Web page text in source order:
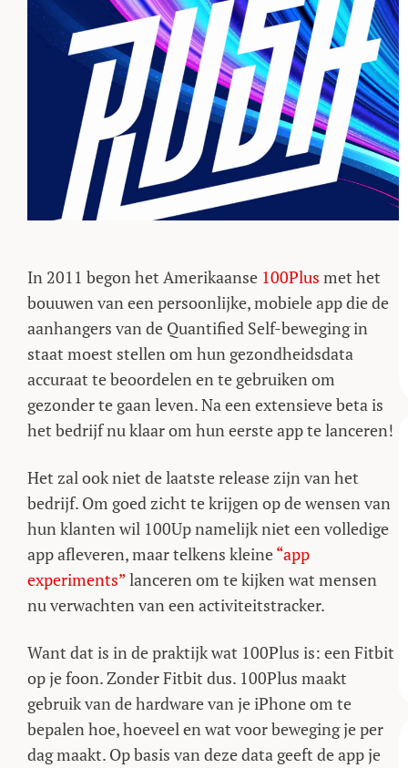
In 2011 begon het Amerikaanse 100Plus met het
bouuwen van een persoonlijke, mobiele app die de
aanhangers van de Quantified Self-beweging in
staat moest stellen om hun gezondheidsdata
accuraat te beoordelen en te gebruiken om
gezonder te gaan leven. Na een extensieve beta is
het bedrijf nu klaar om hun eerste app te lanceren!
Het zal ook niet de laatste release zijn van het
bedrijf. Om goed zicht te krijgen op de wensen van
hun klanten wil 100Up namelijk niet een volledige
app afleveren, maar telkens kleine“app
experiments”lanceren om te kijken wat mensen
nu verwachten van een activiteitstracker.
Want dat is in de praktijk wat 100Plus is: een Fitbit
op je foon. Zonder Fitbit dus. 100Plus maakt
gebruik van de hardware van je iPhone om te
bepalen hoe, hoeveel en wat voor beweging je per
dag maakt. Op basis van deze data geeft de app je